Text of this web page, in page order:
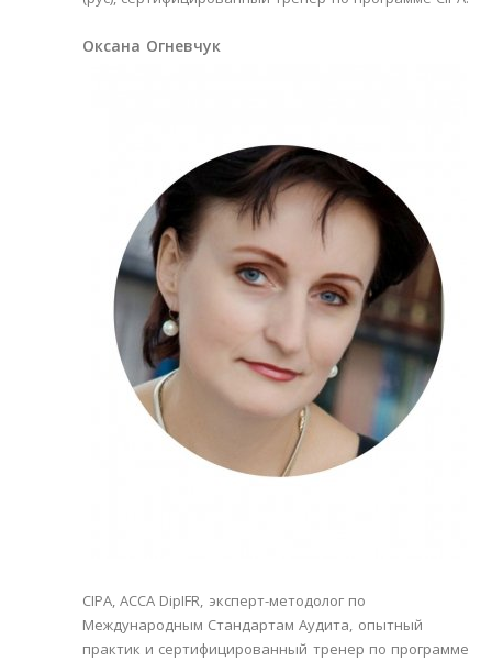
Оксана Огневчук
CIPA, ACCA DipIFR, эксперт-методолог по
Международным Стандартам Аудита, опытный
практик и сертифицированный тренер по программе